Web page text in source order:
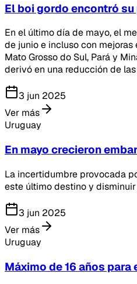
El boi gordo encontró
En el último día de mayo, el
de junio e incluso con mejoras
Mato Grosso do Sul, Pará y
derivó en una reducción de
3 jun 2025
Ver más
Uruguay
En mayo crecieron
La incertidumbre provocada
este último destino y
3 jun 2025
Ver más
Uruguay
Máximo de 16 años